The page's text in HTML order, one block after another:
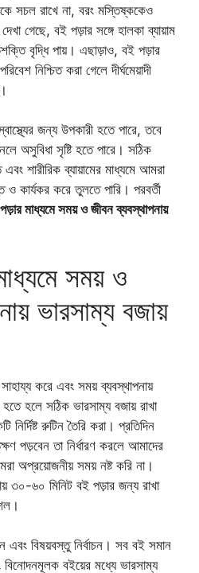
সচল রাখে না, বরং মস্তিষ্ককেও
গেছে, বই পড়ার সঙ্গে হালকা ব্যায়াম
বৃদ্ধি পায়। এছাড়াও, বই পড়ার
নিশ্চিত করা গেলে দীর্ঘমেয়াদী
জন্য উপকারী হতে পারে, তবে
অসুবিধা সৃষ্টি হতে পারে। সঠিক
শারীরিক ব্যায়ামের মাধ্যমে আমরা
ও কার্যকর করে তুলতে পারি। পরবর্তী
মাধ্যমে সময় ও জীবন ব্যবস্থাপনায়
সময় ও
ভারসাম্য বজায়
করে এবং সময় ব্যবস্থাপনায়
হলে সঠিক ভারসাম্য বজায় রাখা
রুটিন তৈরি করা। প্রতিদিন
পড়বেন তা নির্ধারণ করলে আমাদের
অপ্রয়োজনীয় সময় নষ্ট করি না।
৩০-৬০ মিনিট বই পড়ার জন্য রাখা
বিষয়বস্তু নির্বাচন। সব বই সমান
বইয়ের মধ্যে ভারসাম্য